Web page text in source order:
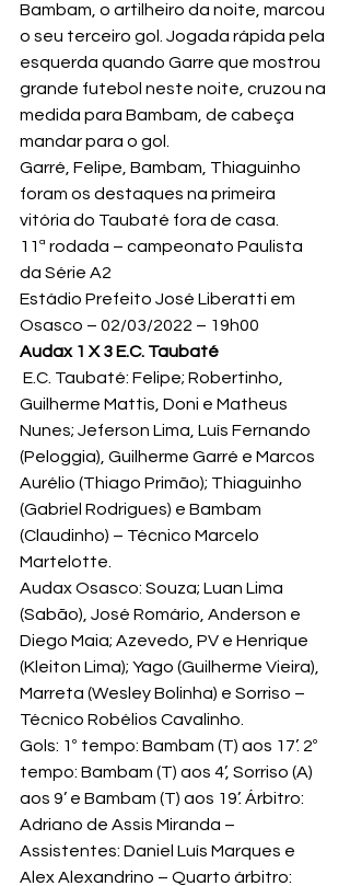
Bambam, o artilheiro da noite, marcou
o seu terceiro gol. Jogada rápida pela
esquerda quando Garre que mostrou
grande futebol neste noite, cruzou na
medida para Bambam, de cabeça
mandar para o gol.
Garré, Felipe, Bambam, Thiaguinho
foram os destaques na primeira
vitória do Taubaté fora de casa.
11ª rodada – campeonato Paulista
da Série A2
Estádio Prefeito José Liberatti em
Osasco – 02/03/2022 – 19h00
Audax 1 X 3 E.C. Taubaté
E.C. Taubaté: Felipe; Robertinho,
Guilherme Mattis, Doni e Matheus
Nunes; Jeferson Lima, Luís Fernando
(Peloggia), Guilherme Garré e Marcos
Aurélio (Thiago Primão); Thiaguinho
(Gabriel Rodrigues) e Bambam
(Claudinho) – Técnico Marcelo
Martelotte.
Audax Osasco: Souza; Luan Lima
(Sabão), José Romário, Anderson e
Diego Maia; Azevedo, PV e Henrique
(Kleiton Lima); Yago (Guilherme Vieira),
Marreta (Wesley Bolinha) e Sorriso –
Técnico Robélios Cavalinho.
Gols: 1º tempo: Bambam (T) aos 17’. 2º
tempo: Bambam (T) aos 4’, Sorriso (A)
aos 9’ e Bambam (T) aos 19’. Árbitro:
Adriano de Assis Miranda –
Assistentes: Daniel Luís Marques e
Alex Alexandrino – Quarto árbitro: